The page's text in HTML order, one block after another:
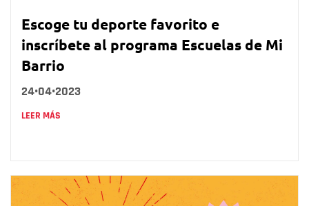
Escoge tu deporte favorito e
inscríbete al programa Escuelas de Mi
Barrio
24•04•2023
LEER MÁS